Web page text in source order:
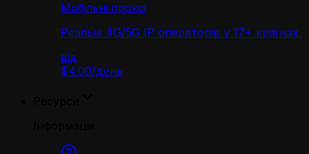
Мобільні проксі
Реальні 4G/5G IP операторів у 17+ країнах.
від
$4.00/день